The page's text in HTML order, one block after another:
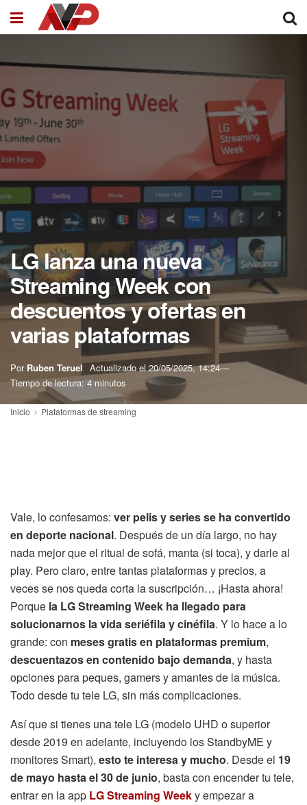
LG lanza una nueva
Streaming Week con
descuentos y ofertas en
varias plataformas
Por Ruben Teruel Actualizado el20/05/2025, 14:24
Tiempo de lectura: 4 minutos
Inicio Plataformas de streaming
Vale, lo confesamos: ver pelis y series se ha convertido
en deporte nacional. Después de un día largo, no hay
nada mejor que el ritual de sofá, manta (si toca), y darle al
play. Pero claro, entre tantas plataformas y precios, a
veces se nos queda corta la suscripción… ¡Hasta ahora!
Porque la LG Streaming Week ha llegado para
solucionarnos la vida seriéfila y cinéfila. Y lo hace a lo
grande: con meses gratis en plataformas premium,
descuentazos en contenido bajo demanda, y hasta
opciones para peques, gamers y amantes de la música.
Todo desde tu tele LG, sin más complicaciones.
Así que si tienes una tele LG (modelo UHD o superior
desde 2019 en adelante, incluyendo los StandbyME y
monitores Smart), esto te interesa y mucho. Desde el 19
de mayo hasta el 30 de junio, basta con encender tu tele,
entrar en la app LG Streaming Weeky empezar a